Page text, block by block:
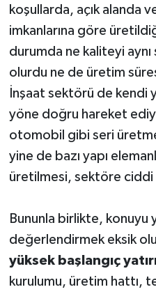
koşullarda, açık alanda
imkanlarına göre
durumda ne kaliteyi
olurdu ne de üretim
İnşaat sektörü de kendi
yöne doğru hareket
otomobil gibi seri
yine de bazı yapı
üretilmesi, sektöre ciddi
Bununla birlikte, konuyu
değerlendirmek eksik
yüksek başlangıç
kurulumu, üretim hattı,